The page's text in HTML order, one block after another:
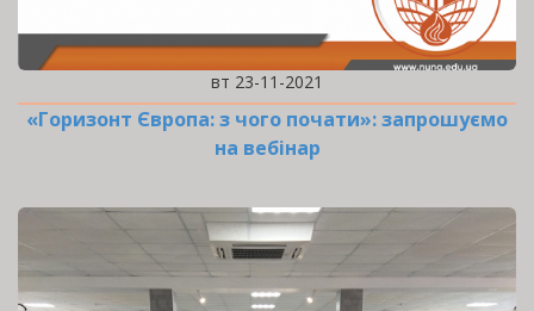
вт 23-11-2021
«Горизонт Європа: з чого почати»: запрошуємо
на вебінар